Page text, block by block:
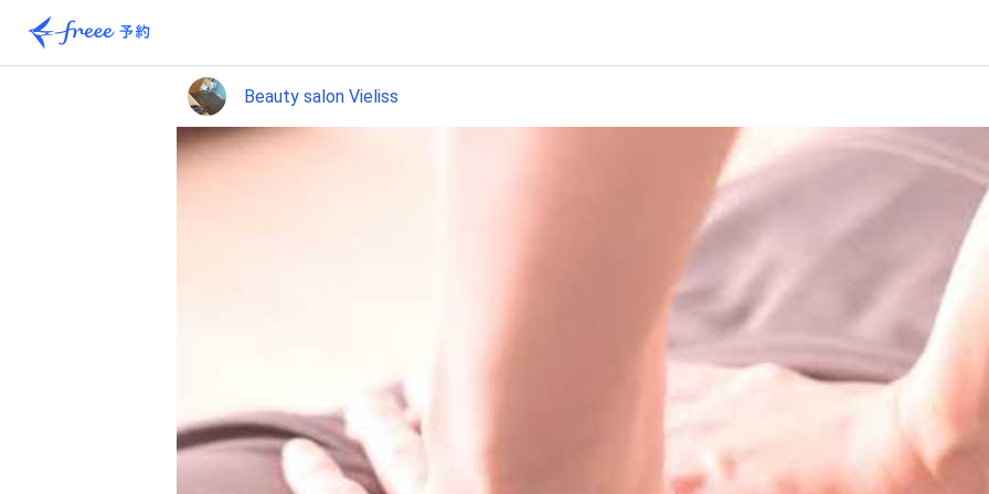
Beauty salon Vieliss